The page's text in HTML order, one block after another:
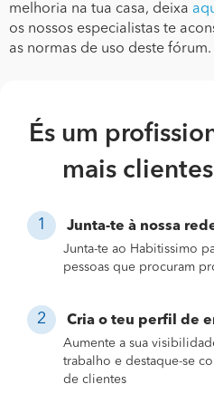
melhoria na tua casa, deixa
os nossos especialistas te
as normas de uso deste fórum.
És um
mais
Junta-te à nossa
Junta-te ao Habitissimo
pessoas que procuram
Cria o teu perfil de
Aumente a sua
trabalho e destaque-se
de clientes